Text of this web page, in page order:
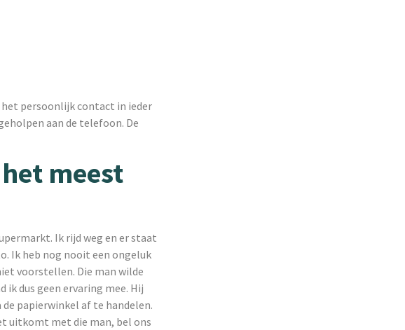
het persoonlijk contact in ieder
aan de telefoon. De
meest
Ik rijd weg en er staat
Ik heb nog nooit een ongeluk
voorstellen. Die man wilde
dus geen ervaring mee. Hij
de papierwinkel af te handelen.
uitkomt met die man, bel ons